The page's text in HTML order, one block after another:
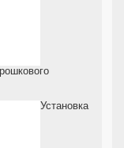
Установка